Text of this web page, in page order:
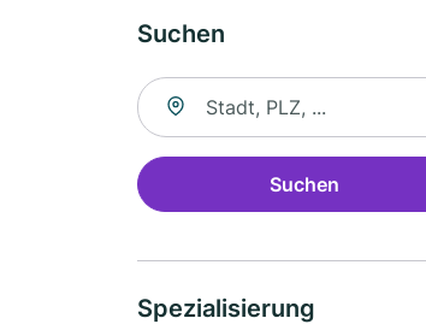
Suchen
Suche nach Ort
Suchen
Spezialisierung